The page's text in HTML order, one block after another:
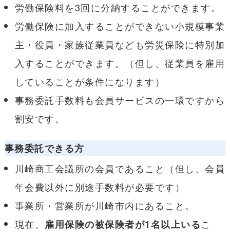
労働保険料を3回に分納することができます。
労働保険に加入することができない小規模事業
主・役員・家族従業員なども労災保険に特別加
入することができます。（但し、従業員を雇用
していることが条件になります）
事務委託手数料も会員サービスの一環ですから
割安です。
事務委託できる方
川崎商工会議所の会員であること（但し、会員
年会費以外に別途手数料が必要です）
事業所・営業所が川崎市内にあること。
現在、 雇用保険の被保険者が1名以上いるこ